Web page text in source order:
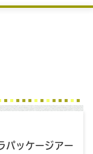
パッケージアー